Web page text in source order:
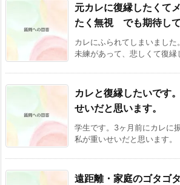
元カレに復縁したくて
たく無視 でも期待して
カレにふられてしまいました
未練があって、悲しくて復縁
カレと復縁したいです
せいだと思います。
学生です。3ヶ月前にカレに
私が重いせいだと思います。
遠距離・家庭のゴタゴ